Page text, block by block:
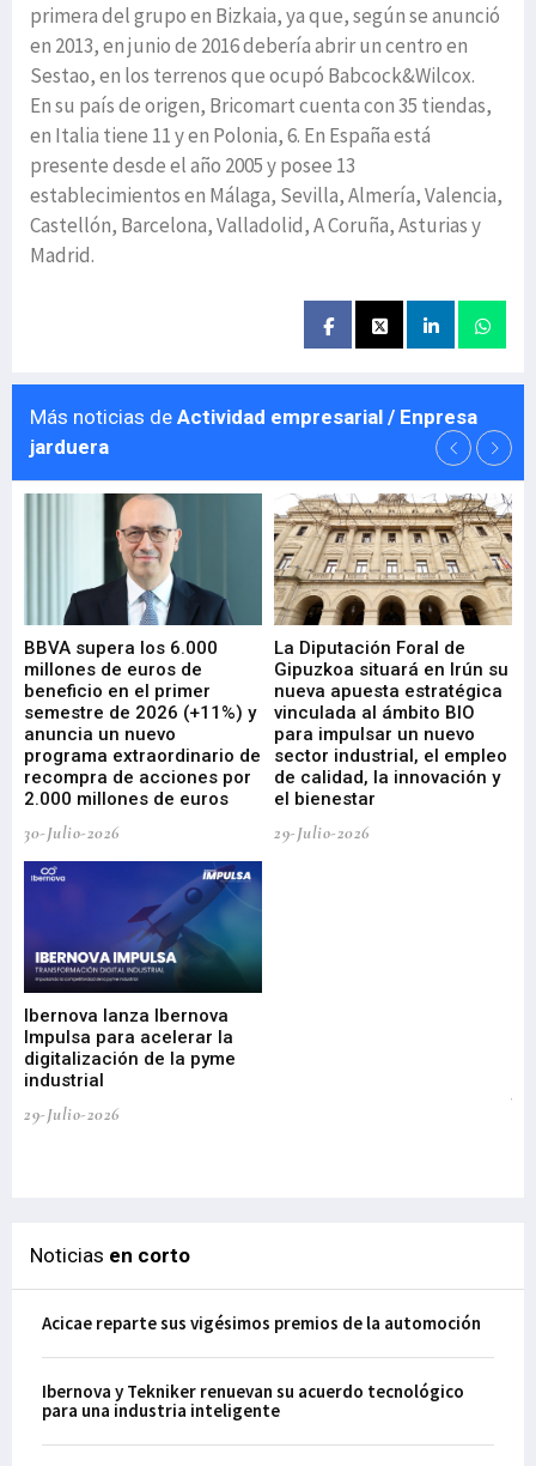
primera del grupo en Bizkaia, ya que, según se anunció
en 2013, en junio de 2016 debería abrir un centro en
Sestao, en los terrenos que ocupó Babcock&Wilcox.
En su país de origen, Bricomart cuenta con 35 tiendas,
en Italia tiene 11 y en Polonia, 6. En España está
presente desde el año 2005 y posee 13
establecimientos en Málaga, Sevilla, Almería, Valencia,
Castellón, Barcelona, Valladolid, A Coruña, Asturias y
Madrid.
Más noticias de Actividad empresarial / Enpresa
jarduera
BBVA supera los 6.000
millones de euros de
beneficio en el primer
semestre de 2026 (+11%) y
anuncia un nuevo
programa extraordinario de
recompra de acciones por
2.000 millones de euros
30-Julio-2026
La Diputación Foral de
Gipuzkoa situará en Irún su
nueva apuesta estratégica
vinculada al ámbito BIO
para impulsar un nuevo
sector industrial, el empleo
de calidad, la innovación y
el bienestar
29-Julio-2026
Ibernova lanza Ibernova
Impulsa para acelerar la
digitalización de la pyme
industrial
29-Julio-2026
Noticias en corto
Acicae reparte sus vigésimos premios de la automoción
Ibernova y Tekniker renuevan su acuerdo tecnológico
para una industria inteligente